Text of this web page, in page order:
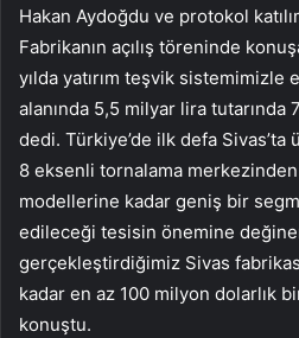
Hakan Aydoğdu ve protokol
Fabrikanın açılış töreninde
yılda yatırım teşvik sistemimizle
alanında 5,5 milyar lira tutarında
dedi. Türkiye’de ilk defa
8 eksenli tornalama
modellerine kadar geniş bir
edileceği tesisin önemine değinen
gerçekleştirdiğimiz Sivas
kadar en az 100 milyon dolarlık
konuştu.